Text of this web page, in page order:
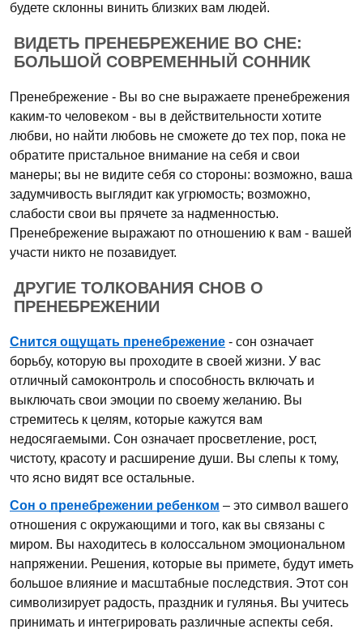
будете склонны винить близких вам людей.
ВИДЕТЬ ПРЕНЕБРЕЖЕНИЕ ВО СНЕ:
БОЛЬШОЙ СОВРЕМЕННЫЙ СОННИК
Пренебрежение - Вы во сне выражаете пренебрежения
каким-то человеком - вы в действительности хотите
любви, но найти любовь не сможете до тех пор, пока не
обратите пристальное внимание на себя и свои
манеры; вы не видите себя со стороны: возможно, ваша
задумчивость выглядит как угрюмость; возможно,
слабости свои вы прячете за надменностью.
Пренебрежение выражают по отношению к вам - вашей
участи никто не позавидует.
ДРУГИЕ ТОЛКОВАНИЯ СНОВ О
ПРЕНЕБРЕЖЕНИИ
Снится ощущать пренебрежение - сон означает
борьбу, которую вы проходите в своей жизни. У вас
отличный самоконтроль и способность включать и
выключать свои эмоции по своему желанию. Вы
стремитесь к целям, которые кажутся вам
недосягаемыми. Сон означает просветление, рост,
чистоту, красоту и расширение души. Вы слепы к тому,
что ясно видят все остальные.
Сон о пренебрежении ребенком – это символ вашего
отношения с окружающими и того, как вы связаны с
миром. Вы находитесь в колоссальном эмоциональном
напряжении. Решения, которые вы примете, будут иметь
большое влияние и масштабные последствия. Этот сон
символизирует радость, праздник и гулянья. Вы учитесь
принимать и интегрировать различные аспекты себя.